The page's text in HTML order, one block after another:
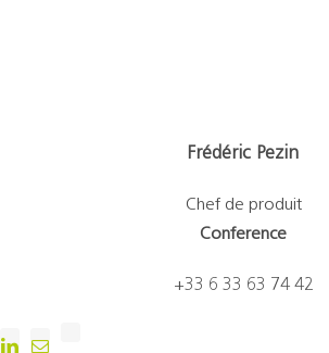
Frédéric Pezin
Chef de produit
Conference
+33 6 33 63 74 42